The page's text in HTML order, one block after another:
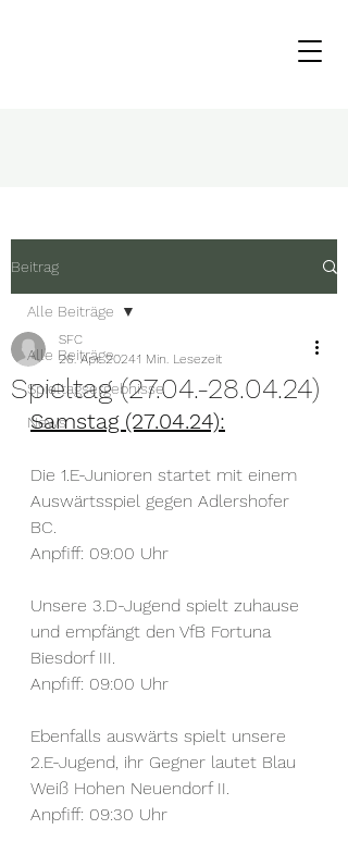
Beitrag
Alle Beiträge
Spieltagsergebnisse
News
Alle Beiträge
Spieltag (27.04.-28.04.24)
SFC
26. Apr. 20241 Min. Lesezeit
Samstag (27.04.24):
Die 1.E-Junioren startet mit einem
Auswärtsspiel gegen Adlershofer
BC.
Anpfiff: 09:00 Uhr
Unsere 3.D-Jugend spielt zuhause
und empfängt den VfB Fortuna
Biesdorf III.
Anpfiff: 09:00 Uhr
Ebenfalls auswärts spielt unsere
2.E-Jugend, ihr Gegner lautet Blau
Weiß Hohen Neuendorf II.
Anpfiff: 09:30 Uhr